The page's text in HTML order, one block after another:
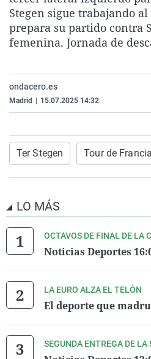
Stegen sigue trabajando
prepara su partido contra
femenina. Jornada de
ondacero.es
Madrid 15.07.2025 14:32
Ter Stegen Tour de Francia
LO MÁS
OCTAVOS DE FINAL DE LA
Noticias Deportes
LA EURO ALZA EL TELÓN
El deporte que
SEGUNDA ENTREGA DE